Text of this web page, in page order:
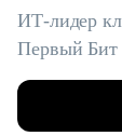
ИТ-лидер
Первый Бит